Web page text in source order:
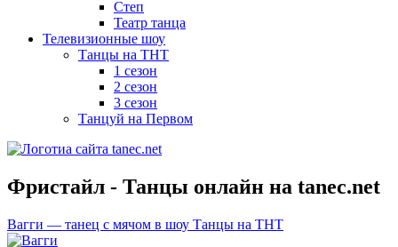
Степ
Театр танца
Телевизионные шоу
Танцы на ТНТ
1 сезон
2 сезон
3 сезон
Танцуй на Первом
Фристайл - Танцы онлайн на tanec.net
Вагги — танец с мячом в шоу Танцы на ТНТ